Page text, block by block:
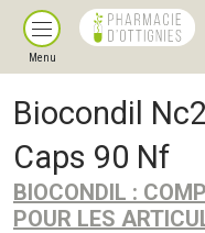
Menu
Biocondil
Caps 90 Nf
BIOCONDIL :
POUR LES